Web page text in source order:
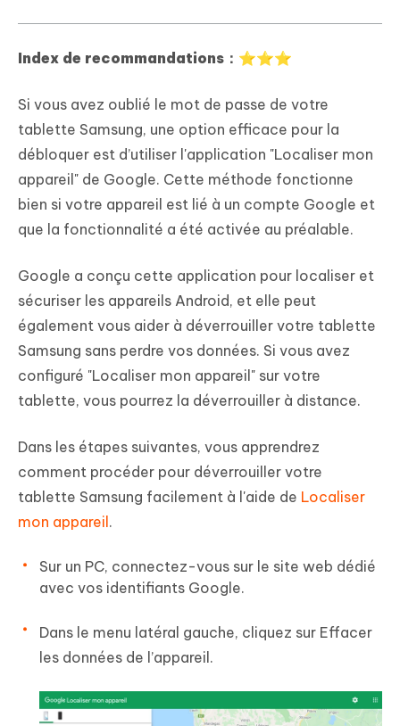
Index de recommandations：⭐⭐⭐
Si vous avez oublié le mot de passe de votre
tablette Samsung, une option efficace pour la
débloquer est d’utiliser l'application "Localiser mon
appareil" de Google. Cette méthode fonctionne
bien si votre appareil est lié à un compte Google et
que la fonctionnalité a été activée au préalable.
Google a conçu cette application pour localiser et
sécuriser les appareils Android, et elle peut
également vous aider à déverrouiller votre tablette
Samsung sans perdre vos données. Si vous avez
configuré "Localiser mon appareil" sur votre
tablette, vous pourrez la déverrouiller à distance.
Dans les étapes suivantes, vous apprendrez
comment procéder pour déverrouiller votre
tablette Samsung facilement à l'aide de Localiser
mon appareil .
Sur un PC, connectez-vous sur le site web dédié
avec vos identifiants Google.
Dans le menu latéral gauche, cliquez sur Effacer
les données de l’appareil.